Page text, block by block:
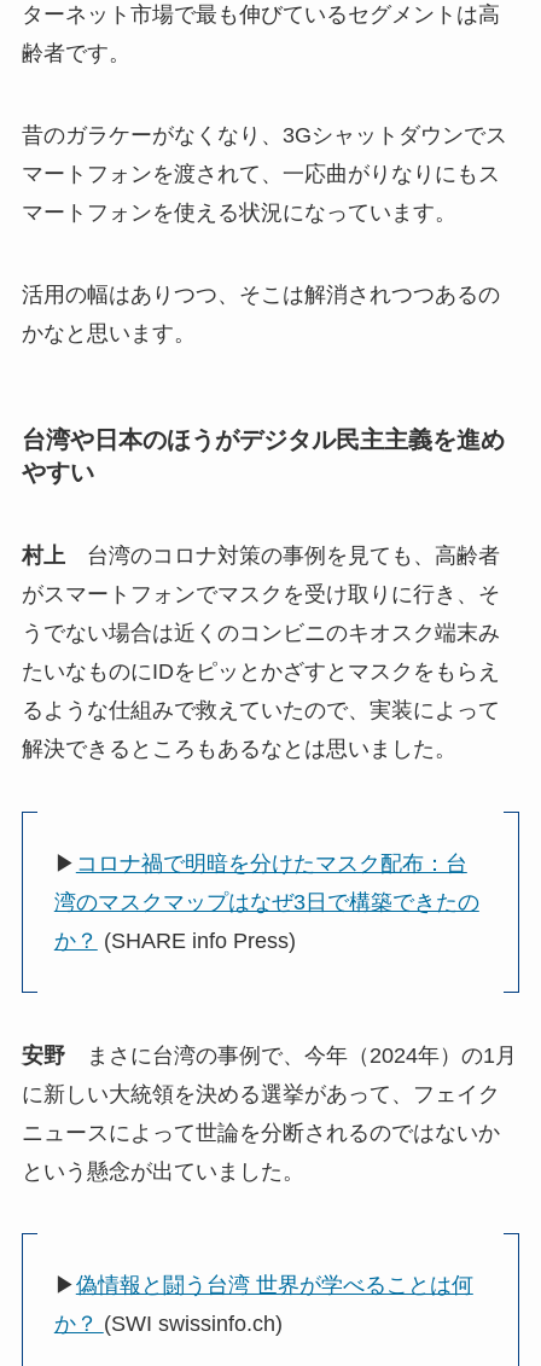
ターネット市場で最も伸びているセグメントは高
齢者です。
昔のガラケーがなくなり、3Gシャットダウンでス
マートフォンを渡されて、一応曲がりなりにもス
マートフォンを使える状況になっています。
活用の幅はありつつ、そこは解消されつつあるの
かなと思います。
台湾や日本のほうがデジタル民主主義を進め
やすい
村上台湾のコロナ対策の事例を見ても、高齢者
がスマートフォンでマスクを受け取りに行き、そ
うでない場合は近くのコンビニのキオスク端末み
たいなものにIDをピッとかざすとマスクをもらえ
るような仕組みで救えていたので、実装によって
解決できるところもあるなとは思いました。
▶ コロナ禍で明暗を分けたマスク配布：台
湾のマスクマップはなぜ3日で構築できたの
か？ (SHARE info Press)
安野まさに台湾の事例で、今年（2024年）の1月
に新しい大統領を決める選挙があって、フェイク
ニュースによって世論を分断されるのではないか
という懸念が出ていました。
▶偽情報と闘う台湾 世界が学べることは何
か？ (SWI swissinfo.ch)